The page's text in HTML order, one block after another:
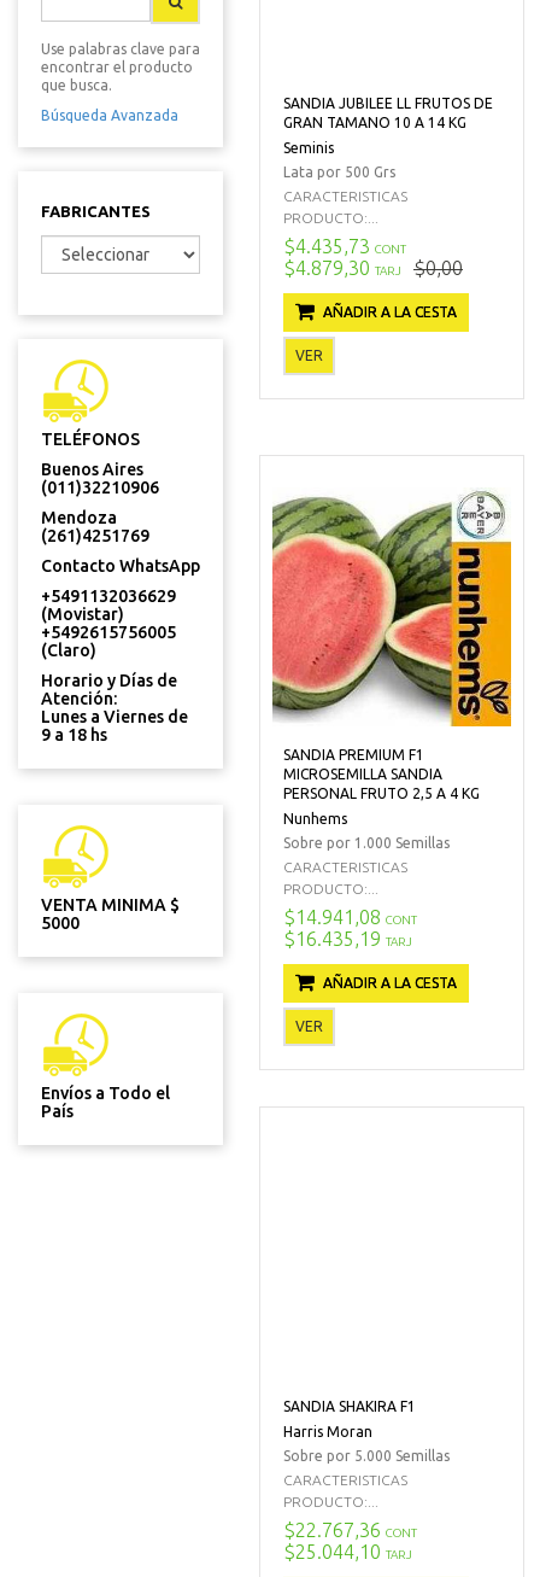
Use palabras clave para
encontrar el producto
que busca.
Búsqueda Avanzada
FABRICANTES
TELÉFONOS
Buenos Aires
(011)32210906
Mendoza
(261)4251769
Contacto WhatsApp
+5491132036629
(Movistar)
+5492615756005
(Claro)
Horario y Días de
Atención:
Lunes a Viernes de
9 a 18 hs
VENTA MINIMA $
5000
Envíos a Todo el
País
SANDIA JUBILEE LL FRUTOS DE
GRAN TAMANO 10 A 14 KG
Seminis
Lata por 500 Grs
CARACTERISTICAS
PRODUCTO:...
$4.435,73 CONT
$4.879,30 TARJ $0,00
AÑADIR A LA CESTA
VER
SANDIA PREMIUM F1
MICROSEMILLA SANDIA
PERSONAL FRUTO 2,5 A 4 KG
Nunhems
Sobre por 1.000 Semillas
CARACTERISTICAS
PRODUCTO:...
$14.941,08 CONT
$16.435,19 TARJ
AÑADIR A LA CESTA
VER
SANDIA SHAKIRA F1
Harris Moran
Sobre por 5.000 Semillas
CARACTERISTICAS
PRODUCTO:...
$22.767,36 CONT
$25.044,10 TARJ